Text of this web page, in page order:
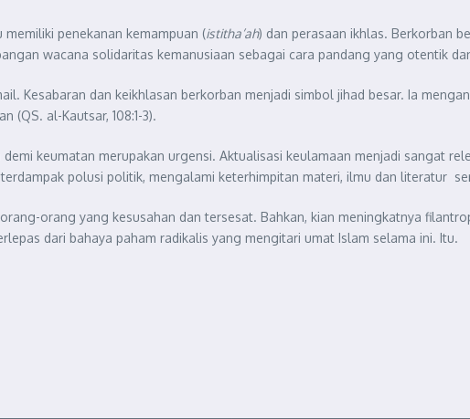
penekanan kemampuan (istitha’ah) dan perasaan ikhlas. Berkorban
wacana solidaritas kemanusiaan sebagai cara pandang yang otentik
Kesabaran dan keikhlasan berkorban menjadi simbol jihad besar. Ia
(QS. al-Kautsar, 108:1-3).
keumatan merupakan urgensi. Aktualisasi keulamaan menjadi sangat
polusi politik, mengalami keterhimpitan materi, ilmu dan literatur
orang yang kesusahan dan tersesat. Bahkan, kian meningkatnya
dari bahaya paham radikalis yang mengitari umat Islam selama ini. Itu.